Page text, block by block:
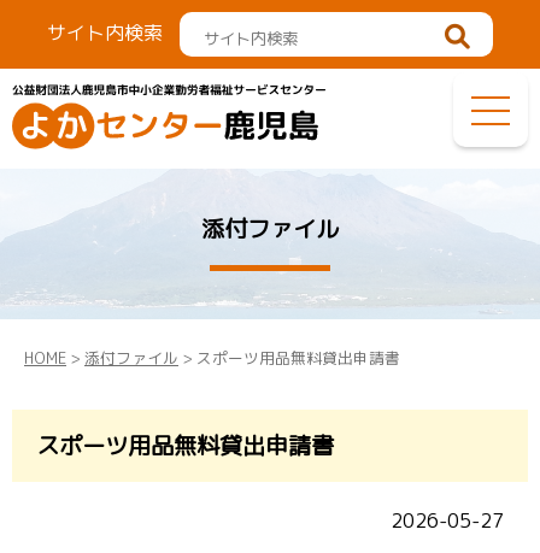
サイト内検索
添付ファイル
HOME > 添付ファイル > スポーツ用品無料貸出申請書
スポーツ用品無料貸出申請書
2026-05-27